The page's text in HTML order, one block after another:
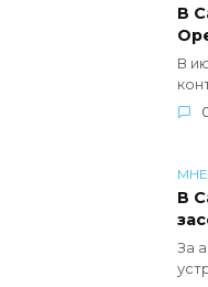
В
В
В
За